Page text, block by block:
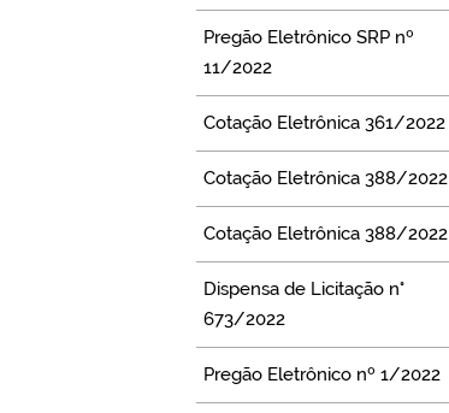
Pregão Eletrônico SRP nº
11/2022
Cotação Eletrônica 361/2022
Cotação Eletrônica 388/2022
Cotação Eletrônica 388/2022
Dispensa de Licitação n°
673/2022
Pregão Eletrônico nº 1/2022